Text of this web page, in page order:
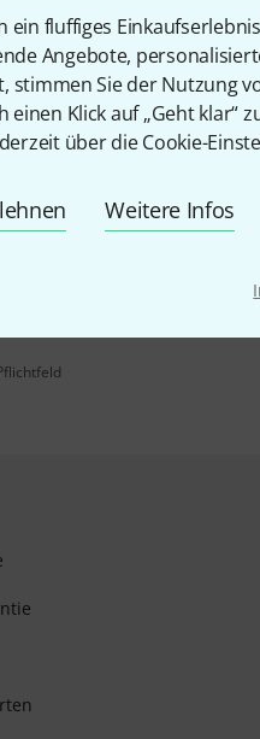
ein fluffiges
Angebote,
stimmen Sie der Nutzung
Klick auf „Geht klar“
über die Cookie-
Weitere Infos
Hilfe & Feedback
E-Mail-Adresse*
Klick auf „Jetzt anmelden“ stimmen
zu. Die